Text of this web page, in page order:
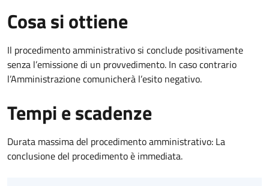
Cosa si ottiene
Il procedimento amministrativo si conclude positivamente
senza l’emissione di un provvedimento. In caso contrario
l’Amministrazione comunicherà l’esito negativo.
Tempi e scadenze
Durata massima del procedimento amministrativo: La
conclusione del procedimento è immediata.